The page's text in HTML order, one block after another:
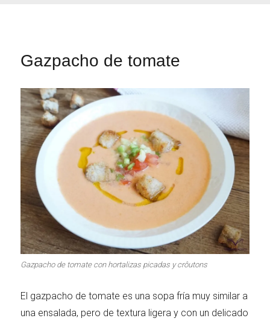
Gazpacho de tomate
Gazpacho de tomate con hortalizas picadas y crôutons
El gazpacho de tomate es una sopa fría muy similar a
una ensalada, pero de textura ligera y con un delicado